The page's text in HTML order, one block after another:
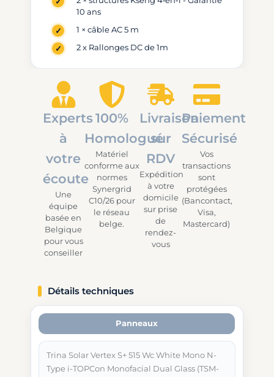
10 ans
1 × câble AC 5 m
2 x Rallonges DC de 1m
Experts
à
votre
écoute
Une
équipe
basée en
Belgique
pour vous
conseiller
100%
Homologué
Matériel
conforme aux
normes
Synergrid
C10/26 pour
le réseau
belge.
Livraison
sur
RDV
Expédition
à votre
domicile
sur prise
de
rendez-
vous
Paiement
Sécurisé
Vos
transactions
sont
protégées
(Bancontact,
Visa,
Mastercard)
Détails techniques
Panneaux
Trina Solar Vertex S+ 515 Wc White Mono N-
Type i-TOPCon Monofacial Dual Glass (TSM-